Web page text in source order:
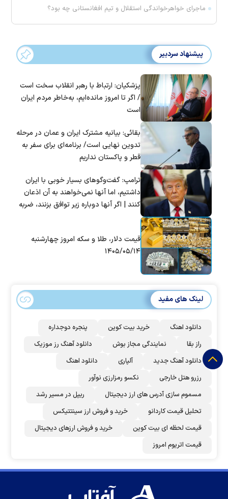
ماجرای خواهرخواندگی استقلال و تیم افغانستانی چه بود؟
پیشنهاد سردبیر
پزشکیان: ارتباط با رهبر انقلاب سخت است
/ اگر تا امروز مانده‌ایم، به‌خاطر مردم ایران
است
بقائی: بیانیه مشترک ایران و عمان در مرحله
تدوین نهایی است/ برنامه‌ای برای سفر به
قطر و پاکستان نداریم
ترامپ: گفت‌و‌گو‌های بسیار خوبی با ایران
داشتیم، اما آنها نمی‌خواهند به آن اذعان
کنند | اگر آنها دوباره زیر توافق بزنند، ضربه
قیمت دلار، طلا و سکه امروز چهارشنبه
۱۴۰۵/۰۵/۱۴
لینک های مفید
دانلود اهنگ خرید بیت کوین
پنجره دوجداره
راز بقا
نمایندگی مجاز بوش
دانلود آهنگ رز‌ موزیک
دانلود آهنگ جدید
آلپاری
دانلود اهنگ
رزرو هتل خارجی
نکسو رمزارزی نوآور
مسموم سازی آدرس های ارز دیجیتال
ریپل در مسیر رشد
تحلیل قیمت کاردانو
خرید و فروش ارز سینتتیکس
قیمت لحظه ای بیت کوین
خرید و فروش ارزهای دیجیتال
قیمت اتریوم امروز